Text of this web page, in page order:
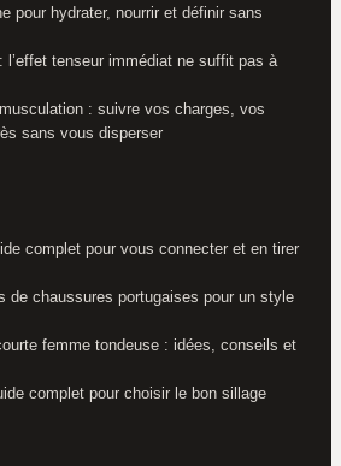
pour hydrater, nourrir et définir sans
l’effet tenseur immédiat ne suffit pas à
: suivre vos charges, vos
sans vous disperser
complet pour vous connecter et en tirer
de chaussures portugaises pour un style
femme tondeuse : idées, conseils et
complet pour choisir le bon sillage